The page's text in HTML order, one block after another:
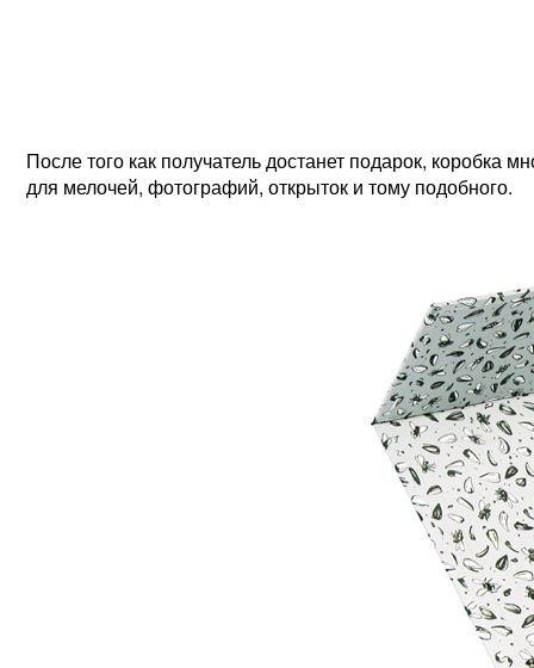
После того как получатель достанет подарок, коробка
для мелочей, фотографий, открыток и тому подобного.